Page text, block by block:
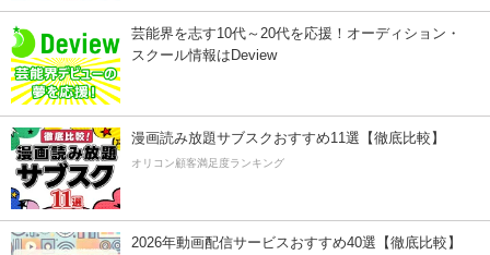
芸能界を志す10代～20代を応援！オーディション・
スクール情報はDeview
漫画読み放題サブスクおすすめ11選【徹底比較】
オリコン顧客満足度ランキング
2026年動画配信サービスおすすめ40選【徹底比較】